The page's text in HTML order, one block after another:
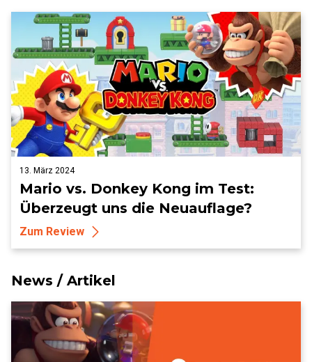
13. März 2024
Mario vs. Donkey Kong im Test:
Überzeugt uns die Neuauflage?
Zum Review
News / Artikel